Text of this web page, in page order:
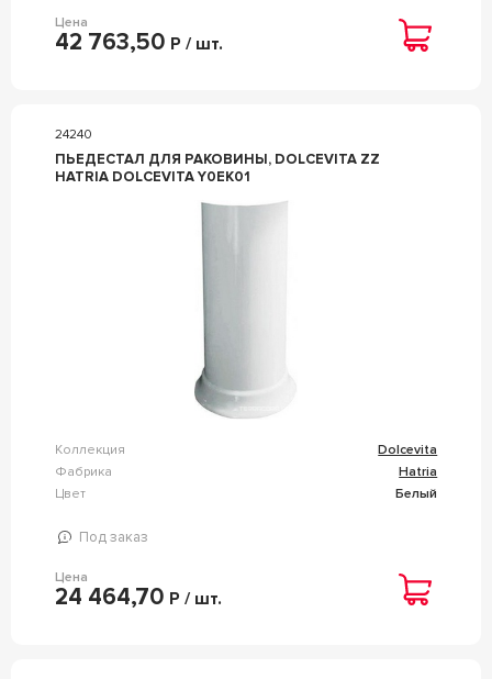
Цена
42 763,50 Р / шт.
24240
ПЬЕДЕСТАЛ ДЛЯ РАКОВИНЫ, DOLCEVITA ZZ
HATRIA DOLCEVITA Y0EK01
Коллекция
Dolcevita
Фабрика
Hatria
Цвет
Белый
Под заказ
Цена
24 464,70 Р / шт.